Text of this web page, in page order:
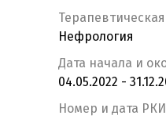
Нефрология
Дата начала и
04.05.2022 -
Номер и дата РКИ